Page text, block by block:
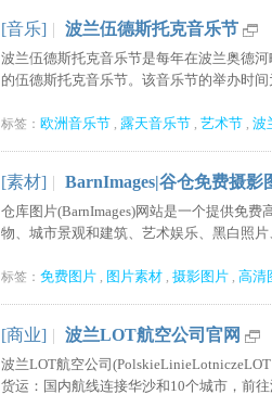
[音乐] | 波兰伍德斯托克音乐节
波兰伍德斯托克音乐节是每年在波兰奥德
的伍德斯托克音乐节。该音乐节的举办时
标签： 欧洲音乐节 , 露天音乐节 , 艺术节 , 波
[素材] | BarnImages|谷仓免费摄影
仓库图片(BarnImages)网站是一个提供免
物、城市景观和建筑、艺术娱乐、黑白照
标签： 免费图片 , 图片素材 , 摄影图片 , 高清
[商业] | 波兰LOT航空公司官网
波兰LOT航空公司
货运：国内航线连接华沙和10个城市，前